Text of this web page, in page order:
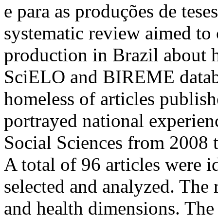
e para as produções de
systematic review aimed
production in Brazil about
SciELO and BIREME
homeless of articles
portrayed national
Social Sciences from 2008
A total of 96 articles were
selected and analyzed.
and health dimensions.